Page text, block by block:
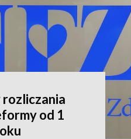
rozliczania
od 1